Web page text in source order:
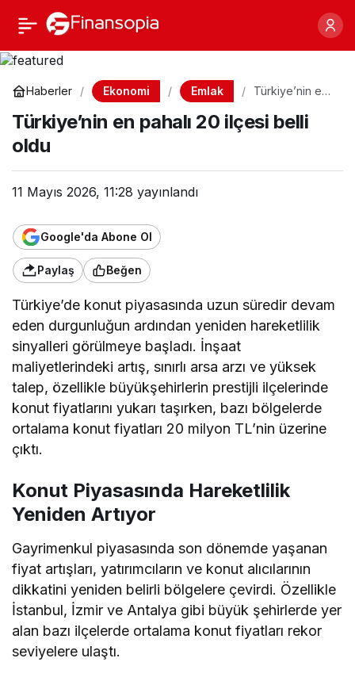
Haberler Ekonomi Emlak
Türkiye’nin en
belli oldu
Türkiye’nin en pahalı 20 ilçesi belli
oldu
11 Mayıs 2026, 11:28 yayınlandı
Google'da Abone Ol
Paylaş Beğen
Türkiye’de konut piyasasında uzun süredir devam
eden durgunluğun ardından yeniden hareketlilik
sinyalleri görülmeye başladı. İnşaat
maliyetlerindeki artış, sınırlı arsa arzı ve yüksek
talep, özellikle büyükşehirlerin prestijli ilçelerinde
konut fiyatlarını yukarı taşırken, bazı bölgelerde
ortalama konut fiyatları 20 milyon TL’nin üzerine
çıktı.
Konut Piyasasında Hareketlilik
Yeniden Artıyor
Gayrimenkul piyasasında son dönemde yaşanan
fiyat artışları, yatırımcıların ve konut alıcılarının
dikkatini yeniden belirli bölgelere çevirdi. Özellikle
İstanbul, İzmir ve Antalya gibi büyük şehirlerde yer
alan bazı ilçelerde ortalama konut fiyatları rekor
seviyelere ulaştı.
Türkiye’nin en pahalı 20
ilçesi belli oldu
Paylaş